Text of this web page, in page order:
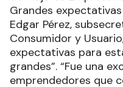
Grandes expectativas
Edgar Pérez,
Consumidor y
expectativas para
grandes”. “Fue una
emprendedores que